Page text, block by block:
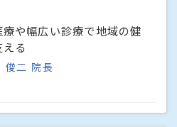
や幅広い診療で地域の健
る
俊二 院長